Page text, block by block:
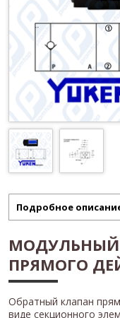
Подробное
МОДУЛЬНЫЙ
ПРЯМОГО
Обратный клапан
виде секционного